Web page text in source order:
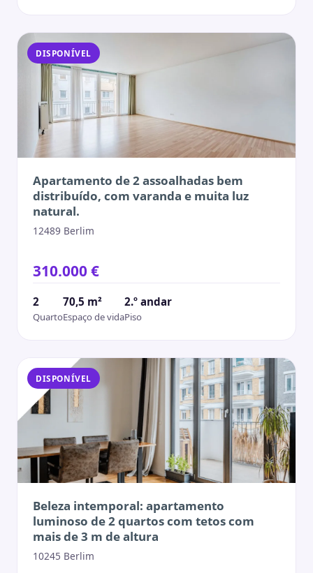
DISPONÍVEL
Apartamento de 2 assoalhadas bem
distribuído, com varanda e muita luz
natural.
12489 Berlim
310.000 €
2
Quarto
70,5 m²
Espaço de vida
2.º andar
Piso
DISPONÍVEL
Beleza intemporal: apartamento
luminoso de 2 quartos com tetos com
mais de 3 m de altura
10245 Berlim